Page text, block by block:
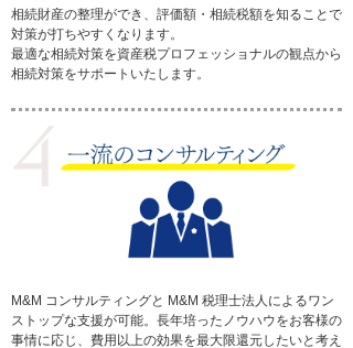
相続財産の整理ができ、評価額・相続税額を知ることで
対策が打ちやすくなります。
最適な相続対策を資産税プロフェッショナルの観点から
相続対策をサポートいたします。
M&M コンサルティングと M&M 税理士法人によるワン
ストップな支援が可能。長年培ったノウハウをお客様の
事情に応じ、費用以上の効果を最大限還元したいと考え